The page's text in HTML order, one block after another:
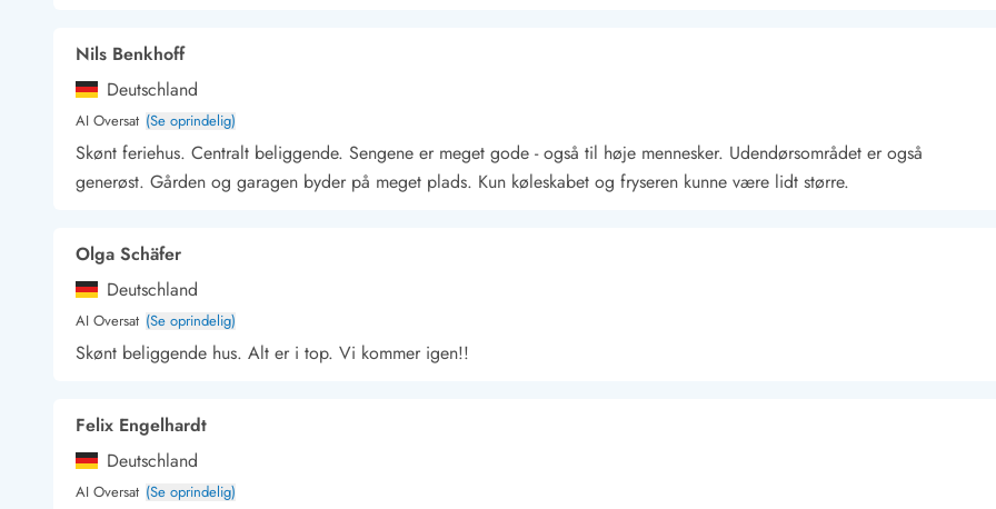
Vandring langs Vestkysten
Vandski for hele familien
Sejlads langs Vestkysten
Historiske museer
Kunstmuseer
Kulinariske oplevelser
Sandskulpturfestival
Hold jul i sommerhuset
Vikingetiden i Danmark
Kontakt BjerregårdKontakt Søndervig
Kontakt, åbningstider og døgnvagt
Feriehusudlejning siden 1965
Nils Benkhoff
Deutschland
AI Oversat (Se oprindelig)
Skønt feriehus. Centralt beliggende. Sengene er meget gode - også til høje mennesker. Udendørsområdet er også
generøst. Gården og garagen byder på meget plads. Kun køleskabet og fryseren kunne være lidt større.
Olga Schäfer
Deutschland
AI Oversat (Se oprindelig)
Skønt beliggende hus. Alt er i top. Vi kommer igen!!
Felix Engelhardt
Deutschland
AI Oversat (Se oprindelig)